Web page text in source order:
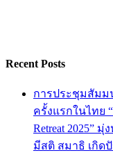
Recent Posts
การประชุมสัมม
ครั้งแรกในไทย
Retreat 2025”
มีสติ สมาธิ เกิด